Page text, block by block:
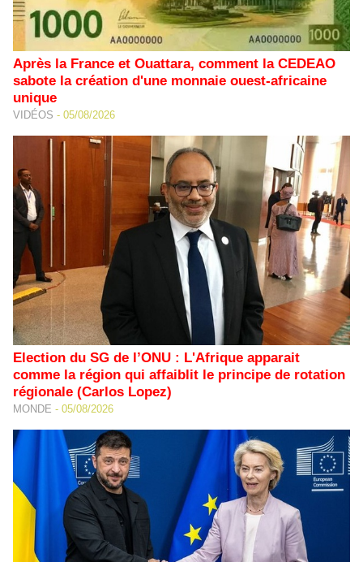
Après la France et Ouattara, comment la CEDEAO
sabote la création d'une monnaie ouest-africaine
unique
VIDÉOS - 05/08/2026
Election du SG de l’ONU : L'Afrique apparait
comme la région qui affaiblit le principe de rotation
régionale (Carlos Lopez)
MONDE - 05/08/2026